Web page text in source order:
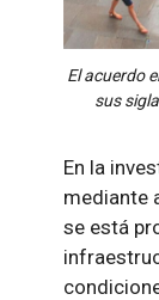
El acuerdo
sus
En la
mediante
se está